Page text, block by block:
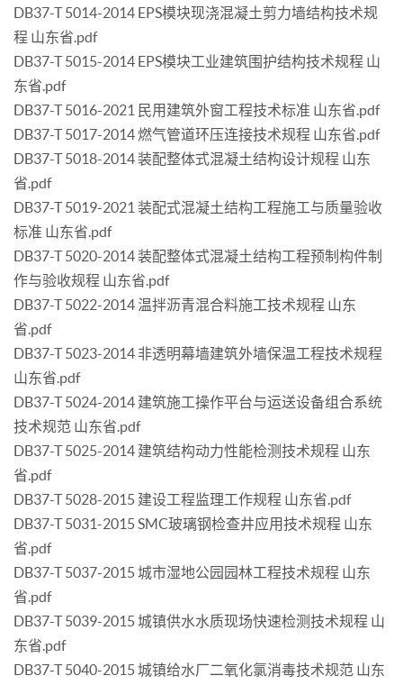
DB37-T 5014-2014 EPS模块现浇混凝土剪力墙结构技术规
程 山东省.pdf
DB37-T 5015-2014 EPS模块工业建筑围护结构技术规程 山
东省.pdf
DB37-T 5016-2021 民用建筑外窗工程技术标准 山东省.pdf
DB37-T 5017-2014 燃气管道环压连接技术规程 山东省.pdf
DB37-T 5018-2014 装配整体式混凝土结构设计规程 山东
省.pdf
DB37-T 5019-2021 装配式混凝土结构工程施工与质量验收
标准 山东省.pdf
DB37-T 5020-2014 装配整体式混凝土结构工程预制构件制
作与验收规程 山东省.pdf
DB37-T 5022-2014 温拌沥青混合料施工技术规程 山东
省.pdf
DB37-T 5023-2014 非透明幕墙建筑外墙保温工程技术规程
山东省.pdf
DB37-T 5024-2014 建筑施工操作平台与运送设备组合系统
技术规范 山东省.pdf
DB37-T 5025-2014 建筑结构动力性能检测技术规程 山东
省.pdf
DB37-T 5028-2015 建设工程监理工作规程 山东省.pdf
DB37-T 5031-2015 SMC玻璃钢检查井应用技术规程 山东
省.pdf
DB37-T 5037-2015 城市湿地公园园林工程技术规程 山东
省.pdf
DB37-T 5039-2015 城镇供水水质现场快速检测技术规程 山
东省.pdf
DB37-T 5040-2015 城镇给水厂二氧化氯消毒技术规范 山东